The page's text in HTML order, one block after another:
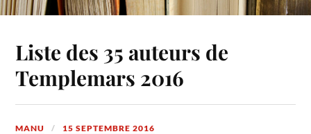
Liste des 35 auteurs de
Templemars 2016
MANU 15 SEPTEMBRE 2016